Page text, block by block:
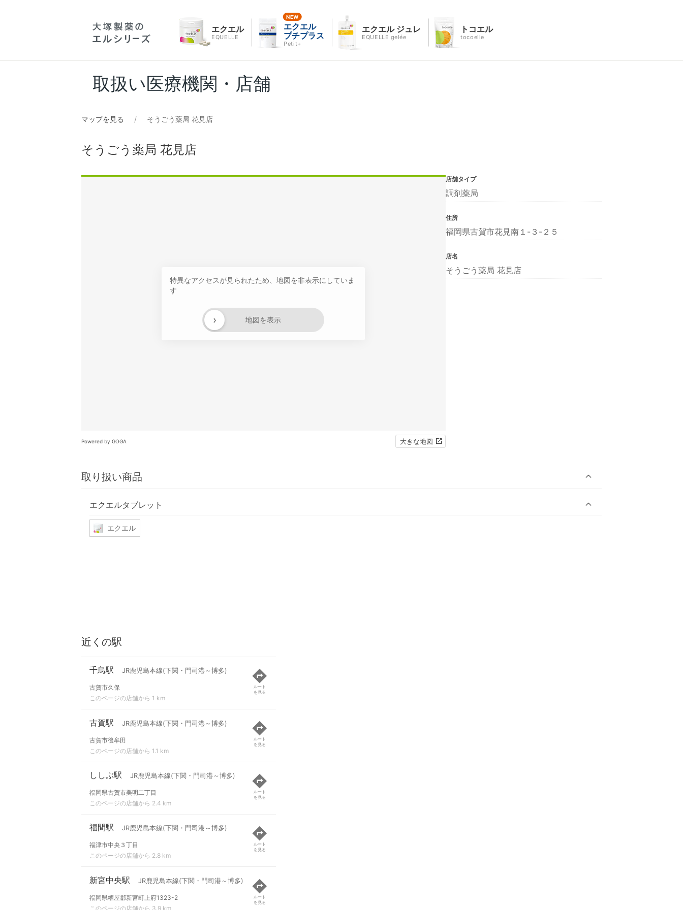
エクエル
EQUELLE
エクエル
プチプラス
Petit+
エクエル ジュレ
EQUELLE gelée
トコエル
tocoelle
取扱い医療機関・店舗
マップを見る そうごう薬局 花見店
そうごう薬局 花見店
特異なアクセスが見られたため、地図を非表示にしていま
す
地図を表示
›
Powered by GOGA 大きな地図
取り扱い商品
エクエルタブレット
エクエル
店舗タイプ
調剤薬局
住所
福岡県古賀市花見南１-３-２５
店名
そうごう薬局 花見店
近くの駅
千鳥駅 JR鹿児島本線(下関・門司港～博多)
古賀市久保
このページの店舗から 1 km
ルート
を見る
古賀駅 JR鹿児島本線(下関・門司港～博多)
古賀市後牟田
このページの店舗から 1.1 km
ルート
を見る
ししぶ駅 JR鹿児島本線(下関・門司港～博多)
福岡県古賀市美明二丁目
このページの店舗から 2.4 km
ルート
を見る
福間駅 JR鹿児島本線(下関・門司港～博多)
福津市中央３丁目
このページの店舗から 2.8 km
ルート
を見る
新宮中央駅 JR鹿児島本線(下関・門司港～博多)
福岡県糟屋郡新宮町上府1323-2
このページの店舗から 3.9 km
ルート
を見る